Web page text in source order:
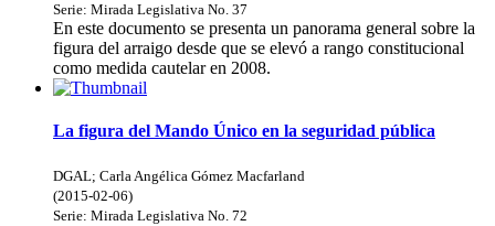
Serie: Mirada Legislativa No. 37
En este documento se presenta un panorama general sobre la
figura del arraigo desde que se elevó a rango constitucional
como medida cautelar en 2008.
La figura del Mando Único en la seguridad pública
DGAL; Carla Angélica Gómez Macfarland
(2015-02-06)
Serie: Mirada Legislativa No. 72